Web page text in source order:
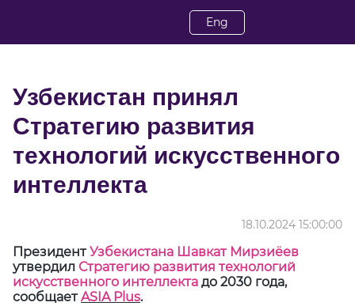
Eng
Узбекистан принял
Стратегию развития
технологий искусственного
интеллекта
18.10.2024 15:00:00
ПрезидентУзбекистана Шавкат Мирзиёев
утвердил Стратегию развития технологий
искусственного интеллекта до 2030 года,
сообщаетASIA Plus.